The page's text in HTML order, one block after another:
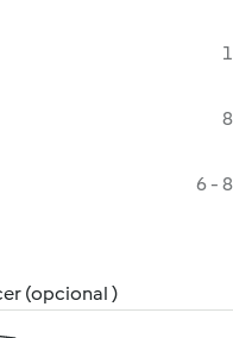
1
8
6 - 8
(opcional )